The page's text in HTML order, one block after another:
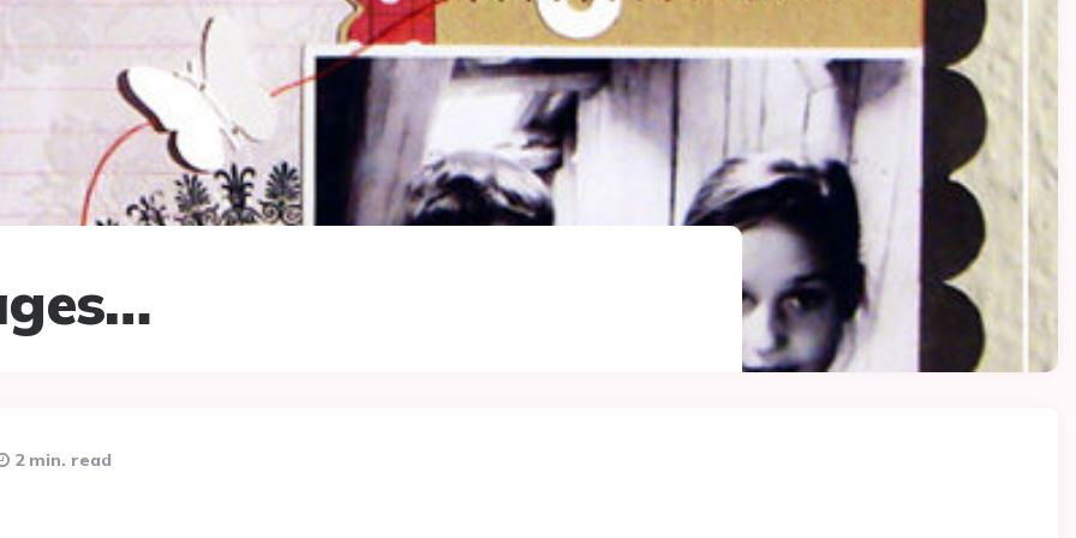
2 min. read